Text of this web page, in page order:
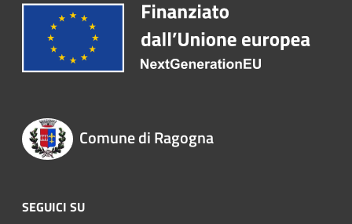
Comune di Ragogna
SEGUICI SU